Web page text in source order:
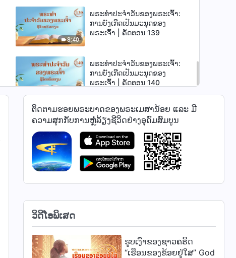
8:40
ພຣະທຳປະຈຳວັນຂອງພຣະເຈົ້າ:
ການບັງເກີດເປັນມະນຸດຂອງ
ພຣະເຈົ້າ | ຄັດຕອນ 139
ພຣະທຳປະຈຳວັນຂອງພຣະເຈົ້າ:
ການບັງເກີດເປັນມະນຸດຂອງ
ພຣະເຈົ້າ | ຄັດຕອນ 140
ຕິດຕາມຮອຍພຣະບາດຂອງພຣະເມສານ້ອຍ ແລະ ມີ
ຄວາມສຸກກັບການຫຼໍ່ລ້ຽງຊີວິດຢ່າງອຸດົມສົມບູນ
ວິດີໂອພິເສດ
ຮູບເງົາຂອງຊາວຄຣິດ
“ເຮືອນຂອງຂ້ອຍຢູ່ໃສ” God